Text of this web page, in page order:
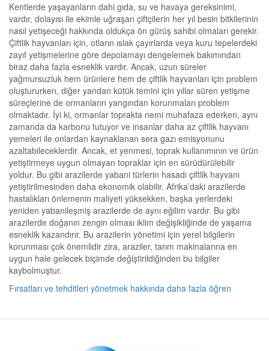
Kentlerde yaşayanların dahi gıda, su ve havaya gereksinimi,
vardır, dolayısı ile ekimle uğraşan çiftçilerin her yıl besin bitkilerinin
nasıl yetişeceği hakkında oldukça ön gürüş sahibi olmaları gerekir.
Çiftlik hayvanları için, otların ıslak çayırlarda veya kuru tepelerdeki
zayıf yetişmelerine göre depolamayı dengelemek bakımından
biraz daha fazla esneklik vardır. Ancak, uzun süreler
yağmursuzluk hem ürünlere hem de çiftlik hayvanları için problem
oluştururken, diğer yandan kütük temini için yıllar süren yetişme
süreçlerine de ormanların yangından korunmaları problem
olmaktadır. İyi ki, ormanlar toprakta nemi muhafaza ederken, aynı
zamanda da karbonu tutuyor ve insanlar daha az çiftlik hayvanı
yemeleri ile onlardan kaynaklanan sera gazı emisyonunu
azaltabileceklerdir. Ancak, et yenmesi, toprak kullanımının ve ürün
yetiştirmeye uygun olmayan topraklar için en sürüdürülebilir
yoldur. Bu gibi arazilerde yabani türlerin hasadı çiftlik hayvanı
yetiştirilmesinden daha ekonomik olabilir. Afrika’daki arazilerde
hastalıkları önlemenin maliyeti yüksekken, başka yerlerdeki
yeniden yabanileşmiş arazilerde de aynı eğilim vardır. Bu gibi
arazilerde doğanın zengin olması iklim değişikliğinde de yaşama
esneklik kazandırır. Bu arazilerin yönetimi için yerel bilgilerin
korunması çok önemlidir zira, araziler, tarım makinalarına en
uygun hale gelecek biçimde değiştirildiğinden bu bilgiler
kaybolmuştur.
Fırsatları ve tehditleri yönetmek hakkında daha fazla öğren